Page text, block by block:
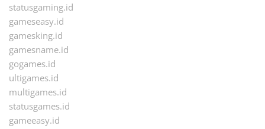
statusgaming.id
gameseasy.id
gamesking.id
gamesname.id
gogames.id
ultigames.id
multigames.id
statusgames.id
gameeasy.id